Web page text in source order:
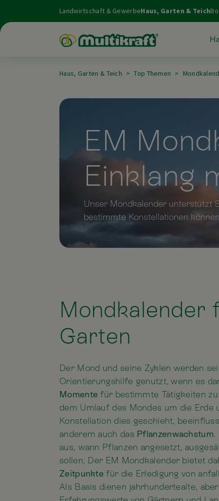
Landwirtschaft & GewerbeHaus, Garten & Teich
Haus, Garten & Teich Top Themen
EM
Einklang
Unser Mondkalender unterstützt
bestimmte Konstellationen
Mondkalender
Garten
Der Mond und seine Zyklen werden
Orientierungshilfe genutzt, wenn es
Momente für bestimmte Tätigkeiten
dem Umlauf des Mondes um die Erde
Konstellation dies geschieht,
anderem auch das Pflanzenwachstum.
aus, wann Pflanzen angesetzt,
sollen. Der EM Mondkalender bietet
Zeitpunkte für die Erledigung von
Als Basis dienen jahrhundertealte,